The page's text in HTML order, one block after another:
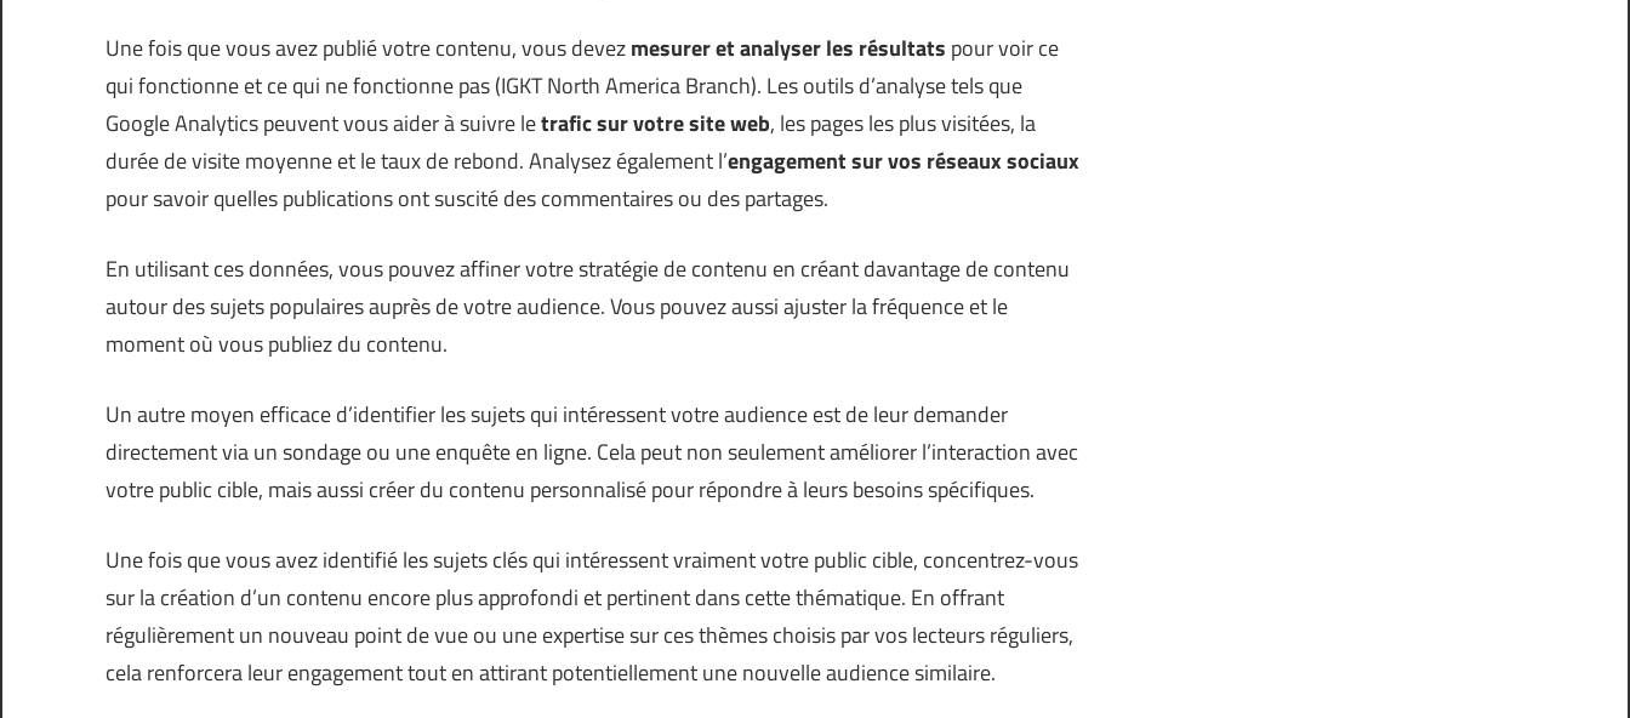
Une fois que vous avez publié votre contenu, vous devezmesurer et analyser les résultats pour voir ce
qui fonctionne et ce qui ne fonctionne pas (IGKT North America Branch). Les outils d’analyse tels que
Google Analytics peuvent vous aider à suivre letrafic sur votre site web, les pages les plus visitées, la
durée de visite moyenne et le taux de rebond. Analysez également l’engagement sur vos réseaux sociaux
pour savoir quelles publications ont suscité des commentaires ou des partages.
En utilisant ces données, vous pouvez affiner votre stratégie de contenu en créant davantage de contenu
autour des sujets populaires auprès de votre audience. Vous pouvez aussi ajuster la fréquence et le
moment où vous publiez du contenu.
Un autre moyen efficace d’identifier les sujets qui intéressent votre audience est de leur demander
directement via un sondage ou une enquête en ligne. Cela peut non seulement améliorer l’interaction avec
votre public cible, mais aussi créer du contenu personnalisé pour répondre à leurs besoins spécifiques.
Une fois que vous avez identifié les sujets clés qui intéressent vraiment votre public cible, concentrez-vous
sur la création d’un contenu encore plus approfondi et pertinent dans cette thématique. En offrant
régulièrement un nouveau point de vue ou une expertise sur ces thèmes choisis par vos lecteurs réguliers,
cela renforcera leur engagement tout en attirant potentiellement une nouvelle audience similaire.